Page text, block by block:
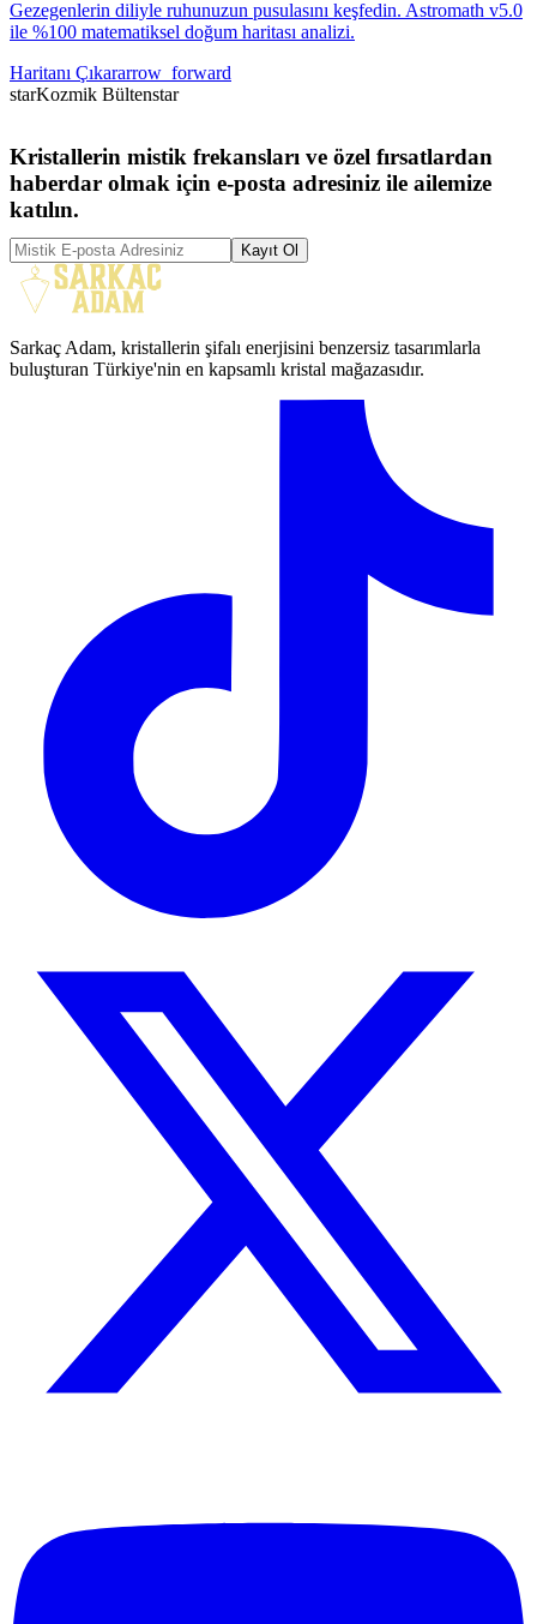
Gezegenlerin diliyle ruhunuzun pusulasını keşfedin. Astromath v5.0
ile %100 matematiksel doğum haritası analizi.
Haritanı Çıkararrow_forward
starKozmik Bültenstar
Kristallerin mistik frekansları ve özel fırsatlardan
haberdar olmak için e-posta adresiniz ile ailemize
katılın.
Kayıt Ol
Sarkaç Adam, kristallerin şifalı enerjisini benzersiz tasarımlarla
buluşturan Türkiye'nin en kapsamlı kristal mağazasıdır.